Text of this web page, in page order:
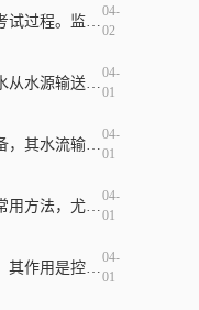
04-
02
04-
01
04-
01
04-
01
04-
01